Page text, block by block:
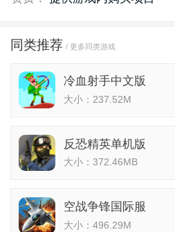
同类推荐 / 更多同类游戏
冷血射手中文版
大小：237.52M
反恐精英单机版
大小：372.46MB
空战争锋国际服
大小：496.29M